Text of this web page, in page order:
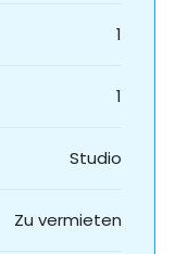
1
1
Studio
Zu vermieten